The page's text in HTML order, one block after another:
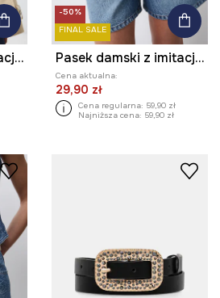
Pasek damski z imitacji skóry
-50%
FINAL SALE
Pasek damski z imitacji skóry
Cena aktualna:
29,90 zł
Cena regularna: 59,90 zł
Najniższa cena: 59,90 zł